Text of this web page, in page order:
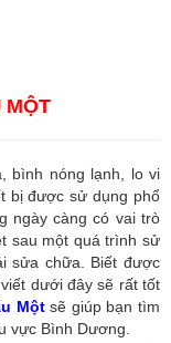
MỘT
bình nóng lạnh, lo vi
bị được sử dụng phổ
ngày càng có vai trò
sau một quá trình sử
sửa chữa. Biết được
dưới đây sẽ rất tốt
Một sẽ giúp bạn tìm
vực Bình Dương.